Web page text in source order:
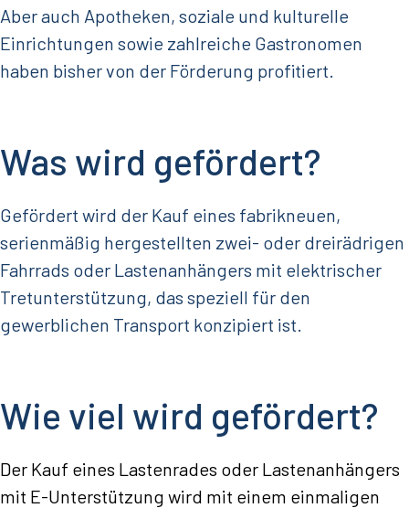
Aber auch Apotheken, soziale und kulturelle
Einrichtungen sowie zahlreiche Gastronomen
haben bisher von der Förderung profitiert.
Was wird gefördert?
Gefördert wird der Kauf eines fabrikneuen,
serienmäßig hergestellten zwei- oder dreirädrigen
Fahrrads oder Lastenanhängers mit elektrischer
Tretunterstützung, das speziell für den
gewerblichen Transport konzipiert ist.
Wie viel wird gefördert?
Der Kauf eines Lastenrades oder Lastenanhängers
mit E-Unterstützung wird mit einem einmaligen